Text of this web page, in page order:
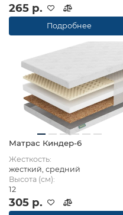
265 р.
Подробнее
Матрас Киндер-6
Жесткость:
жесткий, средний
Высота (см):
12
305 р.